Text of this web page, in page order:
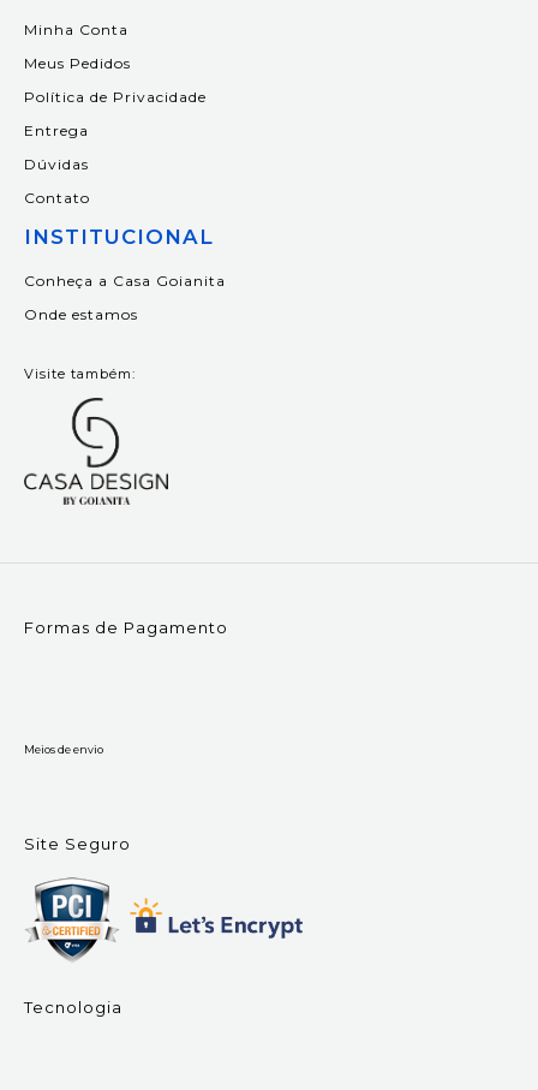
Minha Conta
Meus Pedidos
Política de Privacidade
Entrega
Dúvidas
Contato
INSTITUCIONAL
Conheça a Casa Goianita
Onde estamos
Visite também:
Formas de Pagamento
Meios de envio
Site Seguro
Tecnologia